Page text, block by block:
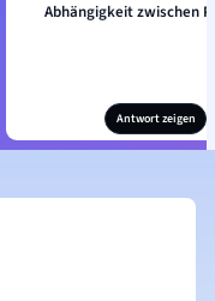
Abhängigkeit zwischen
Antwort zeigen